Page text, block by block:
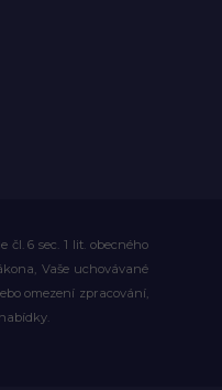
6 sec. 1 lit. obecného
Vaše uchovávané
omezení zpracování,